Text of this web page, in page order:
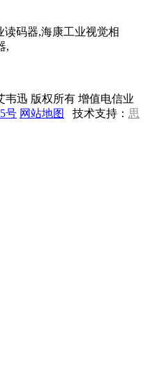
码器,海康工业视觉相
,
韦迅 版权所有 增值电信业
号 网站地图 技术支持： 思